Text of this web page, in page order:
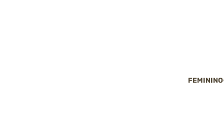
FEMININO